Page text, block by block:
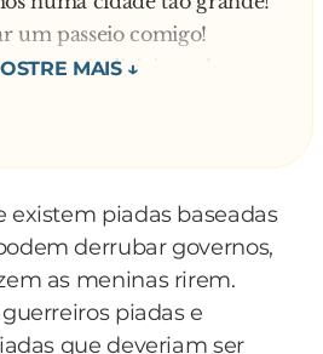
tua amiga.
mais um doce.
um passeio comigo!
português dirigia mal pra
uma fechada em
o sujeito irritado!
para o outro motorista.
Joaquim!
existem piadas baseadas
derrubar governos,
as meninas rirem.
piadas e
que deveriam ser